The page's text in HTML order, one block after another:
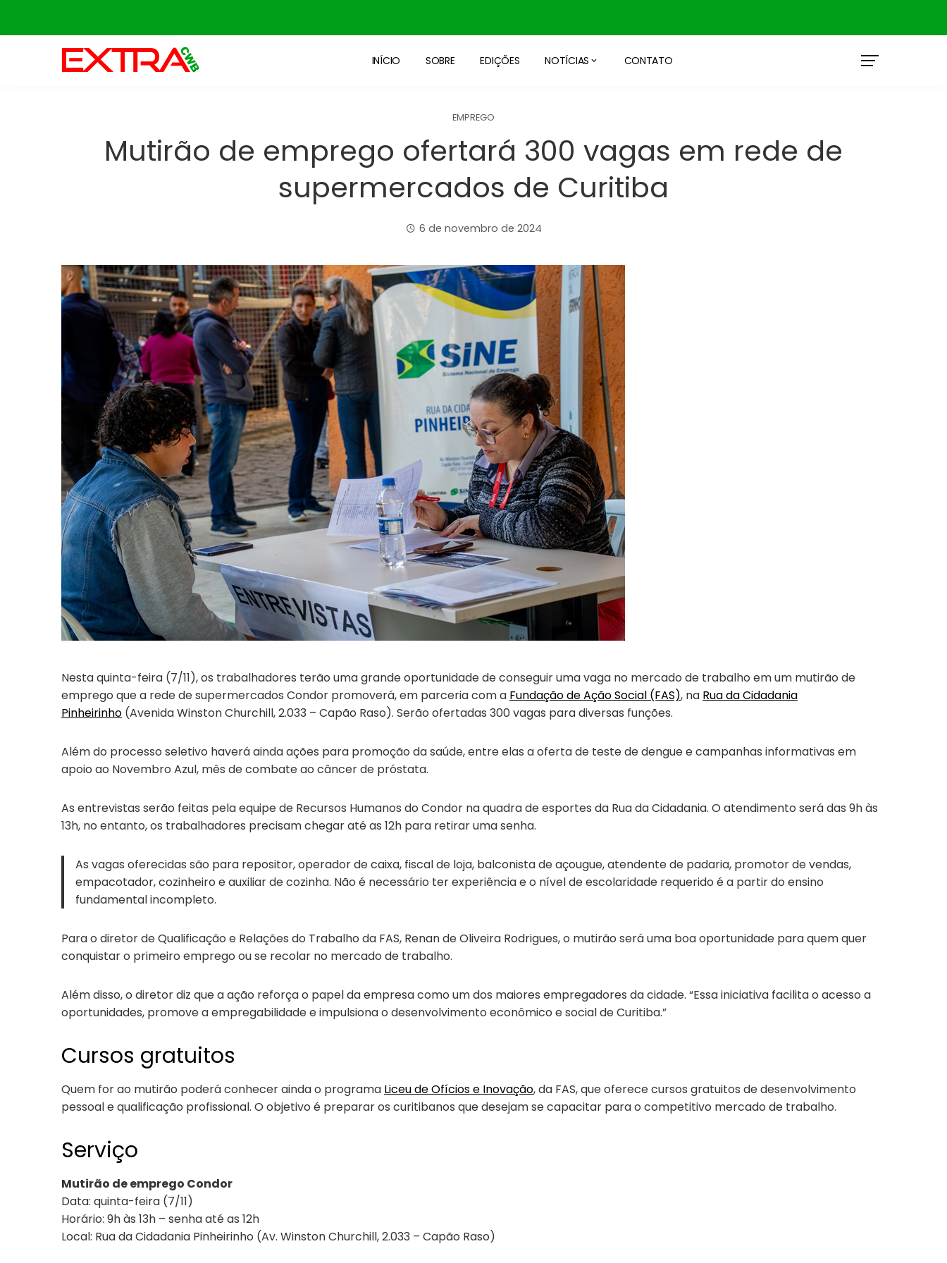
INÍCIO SOBRE EDIÇÕES NOTÍCIAS CONTATO
EMPREGO
Mutirão de emprego ofertará 300 vagas em rede de
supermercados de Curitiba
6 de novembro de 2024
Nesta quinta-feira (7/11), os trabalhadores terão uma grande oportunidade de conseguir uma vaga no mercado de trabalho em um mutirão de
emprego que a rede de supermercados Condor promoverá, em parceria com a Fundação de Ação Social (FAS), na Rua da Cidadania
Pinheirinho (Avenida Winston Churchill, 2.033 – Capão Raso). Serão ofertadas 300 vagas para diversas funções.
Além do processo seletivo haverá ainda ações para promoção da saúde, entre elas a oferta de teste de dengue e campanhas informativas em
apoio ao Novembro Azul, mês de combate ao câncer de próstata.
As entrevistas serão feitas pela equipe de Recursos Humanos do Condor na quadra de esportes da Rua da Cidadania. O atendimento será das 9h às
13h, no entanto, os trabalhadores precisam chegar até as 12h para retirar uma senha.
As vagas oferecidas são para repositor, operador de caixa, fiscal de loja, balconista de açougue, atendente de padaria, promotor de vendas,
empacotador, cozinheiro e auxiliar de cozinha. Não é necessário ter experiência e o nível de escolaridade requerido é a partir do ensino
fundamental incompleto.
Para o diretor de Qualificação e Relações do Trabalho da FAS, Renan de Oliveira Rodrigues, o mutirão será uma boa oportunidade para quem quer
conquistar o primeiro emprego ou se recolar no mercado de trabalho.
Além disso, o diretor diz que a ação reforça o papel da empresa como um dos maiores empregadores da cidade. “Essa iniciativa facilita o acesso a
oportunidades, promove a empregabilidade e impulsiona o desenvolvimento econômico e social de Curitiba.”
Cursos gratuitos
Quem for ao mutirão poderá conhecer ainda o programa Liceu de Ofícios e Inovação, da FAS, que oferece cursos gratuitos de desenvolvimento
pessoal e qualificação profissional. O objetivo é preparar os curitibanos que desejam se capacitar para o competitivo mercado de trabalho.
Serviço
Mutirão de emprego Condor
Data: quinta-feira (7/11)
Horário: 9h às 13h – senha até as 12h
Local: Rua da Cidadania Pinheirinho (Av. Winston Churchill, 2.033 – Capão Raso)